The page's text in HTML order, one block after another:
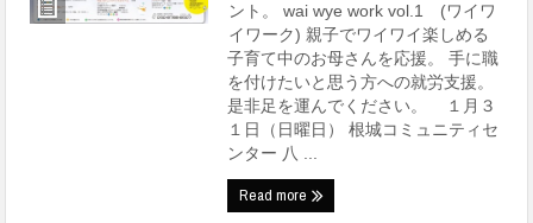
ント。 wai wye work vol.1 (ワイワ
イワーク) 親子でワイワイ楽しめる
子育て中のお母さんを応援。 手に職
を付けたいと思う方への就労支援。
是非足を運んでください。 １月３
１日（日曜日） 根城コミュニティセ
ンター 八 ...
Read more